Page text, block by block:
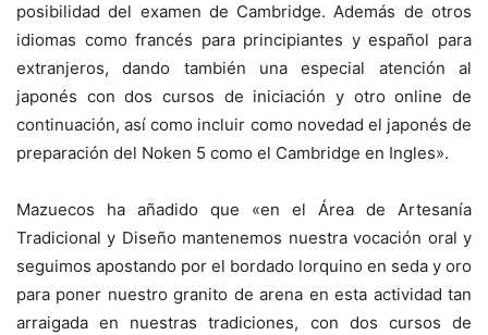
posibilidad del examen de Cambridge. Además de otros
idiomas como francés para principiantes y español para
extranjeros, dando también una especial atención al
japonés con dos cursos de iniciación y otro online de
continuación, así como incluir como novedad el japonés de
preparación del Noken 5 como el Cambridge en Ingles».
Mazuecos ha añadido que «en el Área de Artesanía
Tradicional y Diseño mantenemos nuestra vocación oral y
seguimos apostando por el bordado lorquino en seda y oro
para poner nuestro granito de arena en esta actividad tan
arraigada en nuestras tradiciones, con dos cursos de